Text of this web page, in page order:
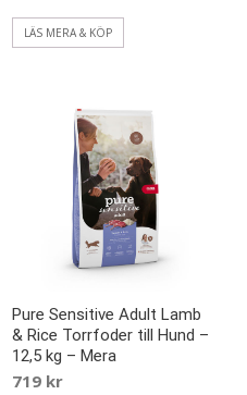
LÄS MERA & KÖP
Pure Sensitive Adult Lamb
& Rice Torrfoder till Hund –
12,5 kg – Mera
719 kr